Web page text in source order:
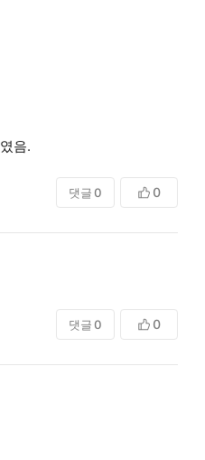
음.
댓글 0 0
댓글 0 0